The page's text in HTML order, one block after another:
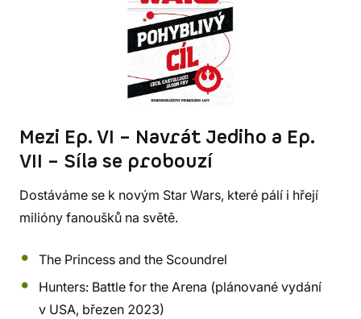
Mezi Ep. VI – Navrát Jediho a Ep.
VII – Síla se probouzí
Dostáváme se k novým Star Wars, které pálí i hřejí
milióny fanoušků na světě.
The Princess and the Scoundrel
Hunters: Battle for the Arena (plánované vydání
v USA, březen 2023)